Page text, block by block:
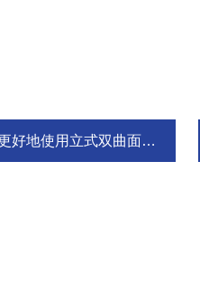
使用立式双曲面搅拌机